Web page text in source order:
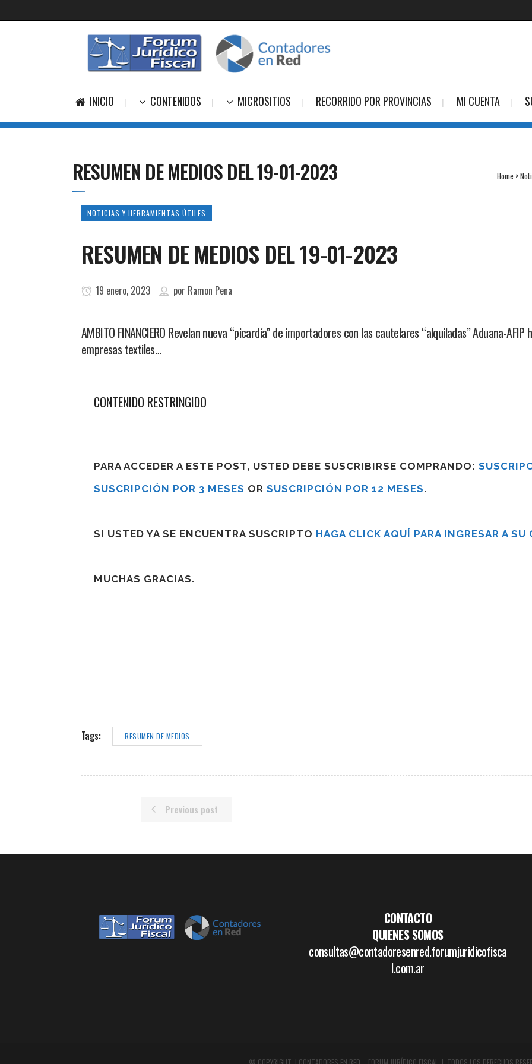
INICIO CONTENIDOS MICROSITIOS RECORRIDO POR PROVINCIAS MI CUENTA
RESUMEN DE MEDIOS DEL 19-01-2023 Home >
NOTICIAS Y HERRAMIENTAS ÚTILES
RESUMEN DE MEDIOS DEL 19-01-2023
19 enero, 2023 por Ramon Pena
AMBITO FINANCIERO Revelan nueva “picardía” de importadores con las cautelares “alquiladas” Aduana-
empresas textiles…
CONTENIDO RESTRINGIDO
PARA ACCEDER A ESTE POST, USTED DEBE SUSCRIBIRSE COMPRANDO:
SUSCRIPCIÓN POR 3 MESES OR SUSCRIPCIÓN POR 12 MESES.
SI USTED YA SE ENCUENTRA SUSCRIPTO HAGA CLICK AQUÍ PARA INGRESAR A SU
MUCHAS GRACIAS.
Tags: RESUMEN DE MEDIOS
Previous post
CONTACTO
QUIENES SOMOS
consultas@contadoresenred.forumjuridicofisca
l.com.ar
© COPYRIGHT | CONTADORES EN RED – FORUM JURÍDICO FISCAL | TODOS LOS DERECHOS